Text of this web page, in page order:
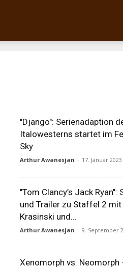
"Django": Serienadaption
Italowesterns startet im
Sky
Arthur Awanesjan - 17. Januar 2023
"Tom Clancy’s Jack
und Trailer zu Staffel 2
Krasinski und...
Arthur Awanesjan - 9. September
Xenomorph vs. Neomorph